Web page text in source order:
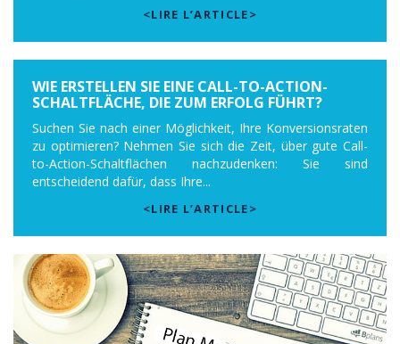
<LIRE L’ARTICLE>
WIE ERSTELLEN SIE EINE CALL-TO-ACTION-
SCHALTFLÄCHE, DIE ZUM ERFOLG FÜHRT?
Suchen Sie nach einer Möglichkeit, Ihre Konversionsraten
zu optimieren? Nehmen Sie sich die Zeit, über gute Call-
to-Action-Schaltflächen nachzudenken: Sie sind
entscheidend dafür, dass Ihre...
<LIRE L’ARTICLE>